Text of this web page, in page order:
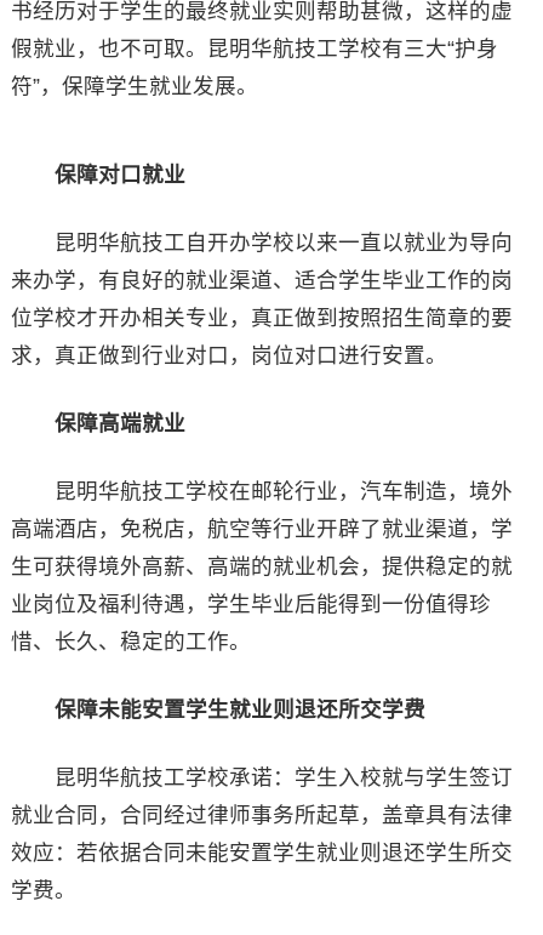
书经历对于学生的最终就业实则帮助甚微，这样的虚
假就业，也不可取。昆明华航技工学校有三大“护身
符”，保障学生就业发展。
保障对口就业
昆明华航技工自开办学校以来一直以就业为导向
来办学，有良好的就业渠道、适合学生毕业工作的岗
位学校才开办相关专业，真正做到按照招生简章的要
求，真正做到行业对口，岗位对口进行安置。
保障高端就业
昆明华航技工学校在邮轮行业，汽车制造，境外
高端酒店，免税店，航空等行业开辟了就业渠道，学
生可获得境外高薪、高端的就业机会，提供稳定的就
业岗位及福利待遇，学生毕业后能得到一份值得珍
惜、长久、稳定的工作。
保障未能安置学生就业则退还所交学费
昆明华航技工学校承诺：学生入校就与学生签订
就业合同，合同经过律师事务所起草，盖章具有法律
效应：若依据合同未能安置学生就业则退还学生所交
学费。